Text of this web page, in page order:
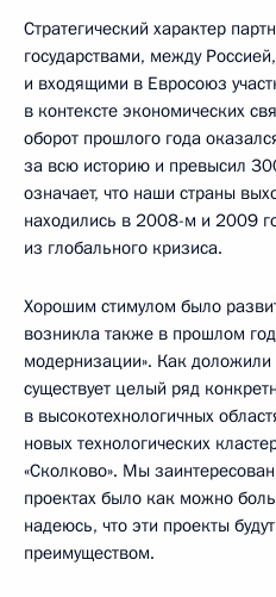
Стратегический характер
государствами, между
и входящими в Евросоюз
в контексте экономических
оборот прошлого года
за всю историю и превысил
означает, что наши страны
находились в 2008-м и 2009
из глобального кризиса.
Хорошим стимулом было
возникла также в прошлом
модернизации». Как
существует целый ряд
в высокотехнологичных
новых технологических
«Сколково». Мы
проектах было как можно
надеюсь, что эти проекты
преимуществом.